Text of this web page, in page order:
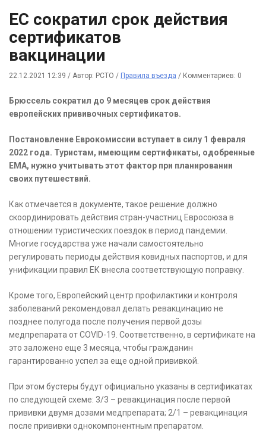
ЕС сократил срок действия
сертификатов
вакцинации
22.12.2021 12:39 / Автор: РСТО / Правила въезда / Комментариев: 0
Брюссель сократил до 9 месяцев срок действия
европейских прививочных сертификатов.
Постановление Еврокомиссии вступает в силу 1 февраля
2022 года. Туристам, имеющим сертификаты, одобренные
ЕМА, нужно учитывать этот фактор при планировании
своих путешествий.
Как отмечается в документе, такое решение должно
скоординировать действия стран-участниц Евросоюза в
отношении туристических поездок в период пандемии.
Многие государства уже начали самостоятельно
регулировать периоды действия ковидных паспортов, и для
унификации правил ЕК внесла соответствующую поправку.
Кроме того, Европейский центр профилактики и контроля
заболеваний рекомендовал делать ревакцинацию не
позднее полугода после получения первой дозы
медпрепарата от COVID-19. Соответственно, в сертификате на
это заложено еще 3 месяца, чтобы гражданин
гарантированно успел за еще одной прививкой.
При этом бустеры будут официально указаны в сертификатах
по следующей схеме: 3/3 – ревакцинация после первой
прививки двумя дозами медпрепарата; 2/1 – ревакцинация
после прививки однокомпонентным препаратом.